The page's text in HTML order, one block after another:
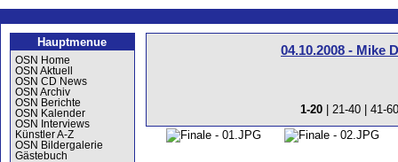
Hauptmenue
OSN Home
OSN Aktuell
OSN CD News
OSN Archiv
OSN Berichte
OSN Kalender
OSN Interviews
Künstler A-Z
OSN Bildergalerie
Gästebuch
04.10.2008 - Mike
1-20| 21-40| 41-60